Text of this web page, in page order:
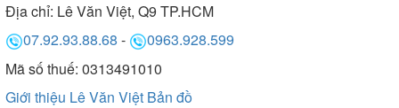
Địa chỉ: Lê Văn Việt, Q9 TP.HCM
07.92.93.88.68 -
0963.928.599
Mã số thuế: 0313491010
Giới thiệu Lê Văn Việt Bản đồ